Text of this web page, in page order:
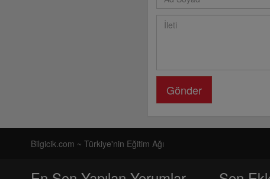
Gönder
Bilgicik.com ~ Türkiye'nin Eğitim Ağı